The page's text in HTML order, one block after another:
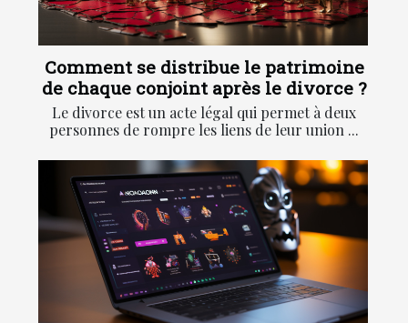
Comment se distribue le patrimoine
de chaque conjoint après le divorce ?
Le divorce est un acte légal qui permet à deux
personnes de rompre les liens de leur union ...